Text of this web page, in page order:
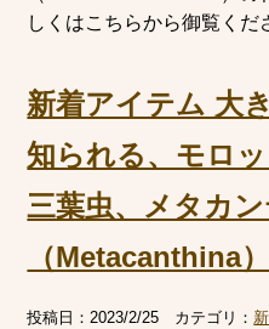
しくはこちらから御覧くだ
新着アイテム 大
知られる、モロ
三葉虫、メタカ
（Metacanthina
投稿日：2023/2/25 カテゴリ：